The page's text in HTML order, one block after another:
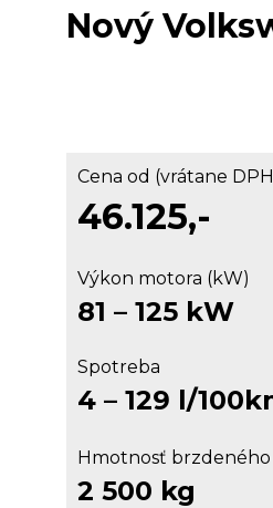
Nový
Cena od (vrátane
46.125,-
Výkon motora (kW)
81 – 125 kW
Spotreba
4 – 129 l/
Hmotnosť
2 500 kg